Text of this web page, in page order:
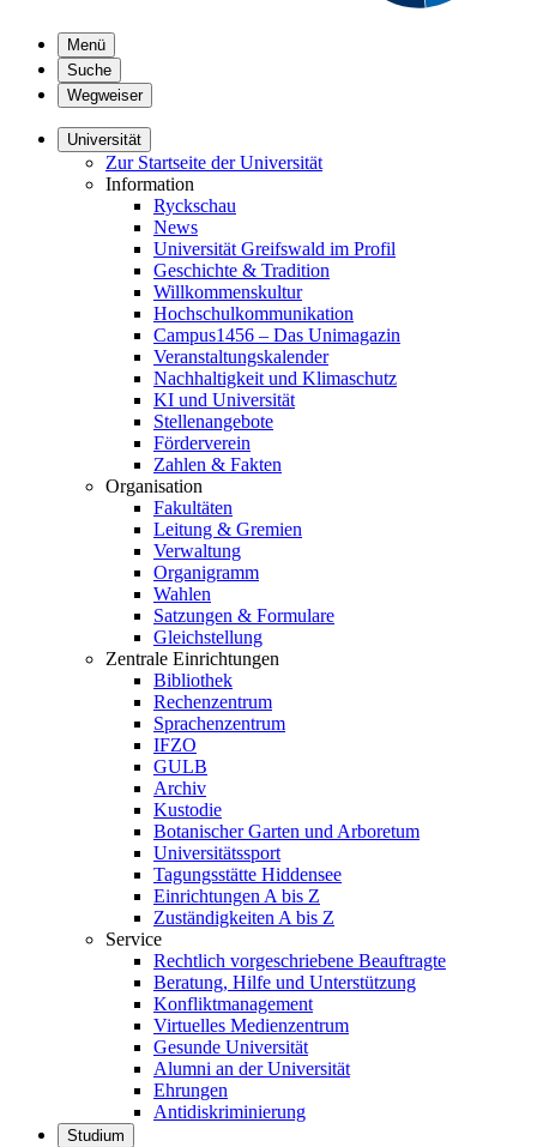
Menü
Suche
Wegweiser
Universität
Zur Startseite der Universität
Information
Ryckschau
News
Universität Greifswald im Profil
Geschichte & Tradition
Willkommenskultur
Hochschulkommunikation
Campus1456 – Das Unimagazin
Veranstaltungskalender
Nachhaltigkeit und Klimaschutz
KI und Universität
Stellenangebote
Förderverein
Zahlen & Fakten
Organisation
Fakultäten
Leitung & Gremien
Verwaltung
Organigramm
Wahlen
Satzungen & Formulare
Gleichstellung
Zentrale Einrichtungen
Bibliothek
Rechenzentrum
Sprachenzentrum
IFZO
GULB
Archiv
Kustodie
Botanischer Garten und Arboretum
Universitätssport
Tagungsstätte Hiddensee
Einrichtungen A bis Z
Zuständigkeiten A bis Z
Service
Rechtlich vorgeschriebene Beauftragte
Beratung, Hilfe und Unterstützung
Konfliktmanagement
Virtuelles Medienzentrum
Gesunde Universität
Alumni an der Universität
Ehrungen
Antidiskriminierung
Studium